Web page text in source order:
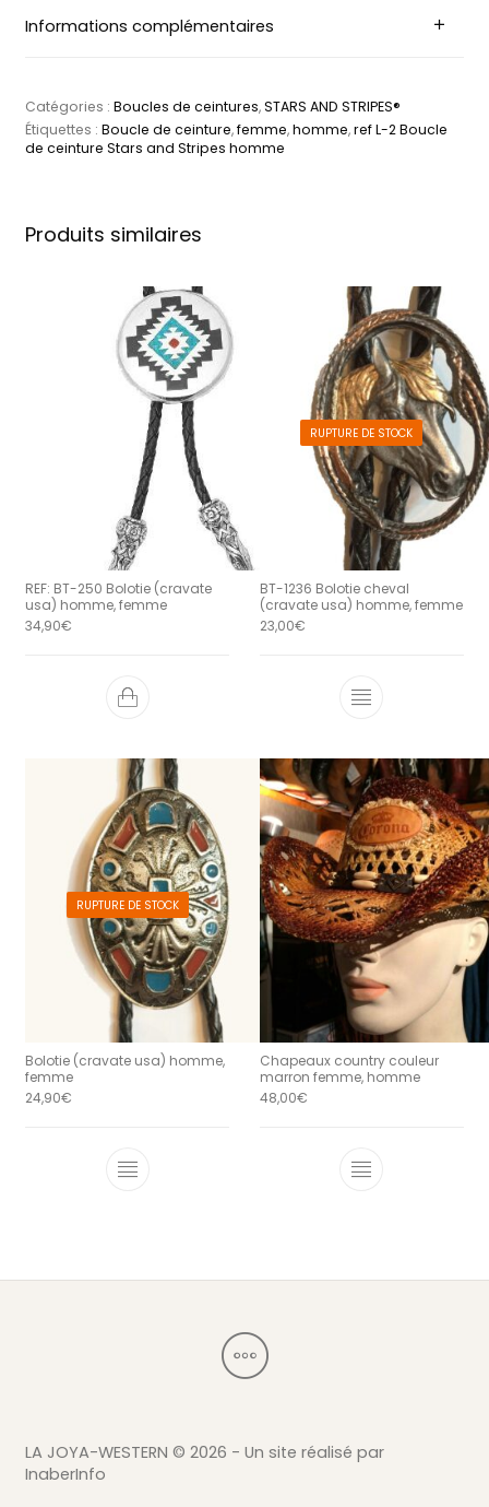
Informations complémentaires
Catégories : Boucles de ceintures,STARS AND STRIPES®
Étiquettes : Boucle de ceinture,femme,homme,ref L-2 Boucle
de ceinture Stars and Stripes homme
Produits similaires
REF: BT-250 Bolotie (cravate
usa) homme, femme
34,90€
RUPTURE DE STOCK
BT-1236 Bolotie cheval
(cravate usa) homme, femme
23,00€
RUPTURE DE STOCK
Bolotie (cravate usa) homme,
femme
24,90€
Chapeaux country couleur
marron femme, homme
48,00€
Ce produit a
LA JOYA-WESTERN © 2026 - Un site réalisé par
InaberInfo